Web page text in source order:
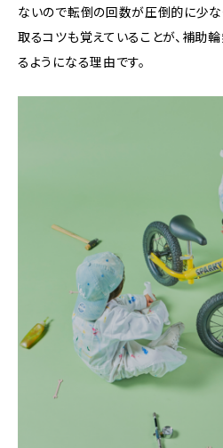
ないので転倒の回数が圧倒的に少な
取るコツも覚えていることが、補助
るようになる理由です。